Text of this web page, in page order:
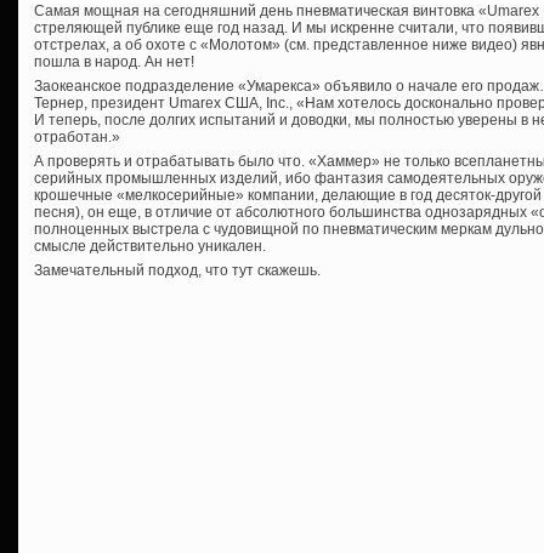
Самая мощная на сегодняшний день пневматическая винтовка
стреляющей публике еще год назад. И мы искренне считали, что
отстрелах, а об охоте с «Молотом» (см. представленное ниже видео)
пошла в народ. Ан нет!
Заокеанское подразделение «Умарекса» объявило о начале его
Тернер, президент Umarex США, Inc., «Нам хотелось досконально
И теперь, после долгих испытаний и доводки, мы полностью уверены в
отработан.»
А проверять и отрабатывать было что. «Хаммер» не только
серийных промышленных изделий, ибо фантазия самодеятельных
крошечные «мелкосерийные» компании, делающие в год десяток-другой
песня), он еще, в отличие от абсолютного большинства однозарядных
полноценных выстрела с чудовищной по пневматическим меркам
смысле действительно уникален.
Замечательный подход, что тут скажешь.